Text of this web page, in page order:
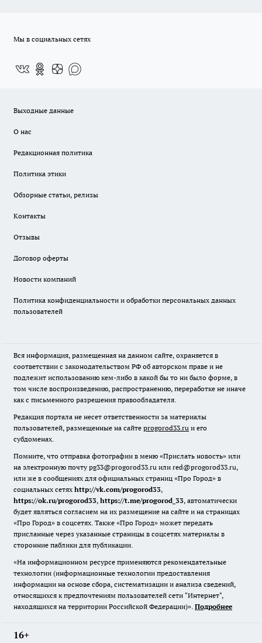
Мы в социальных сетях
Выходные данные
О нас
Редакционная политика
Политика этики
Обзорные статьи, релизы
Контакты
Отзывы
Договор оферты
Новости компаний
Политика конфиденциальности и обработки персональных данных
пользователей
Вся информация, размещенная на данном сайте, охраняется в
соответствии с законодательством РФ об авторском праве и не
подлежит использованию кем-либо в какой бы то ни было форме, в
том числе воспроизведению, распространению, переработке не иначе
как с письменного разрешения правообладателя.
Редакция портала не несет ответственности за материалы
пользователей, размещенные на сайте progorod33.ru и его
субдоменах.
Помните, что отправка фотографии в меню «Прислать новость» или
на электронную почту pg33@progorod33.ru или red@progorod33.ru,
или же в сообщениях для официальных страниц «Про Город» в
социальных сетях http://vk.com/progorod33,
https://ok.ru/progorod33, https://t.me/progorod_33, автоматически
будет являться согласием на их размещение на сайте и на страницах
«Про Город» в соцсетях. Также «Про Город» может передать
присланные через указанные страницы в соцсетях материалы в
сторонние паблики для публикации.
«На информационном ресурсе применяются рекомендательные
технологии (информационные технологии предоставления
информации на основе сбора, систематизации и анализа сведений,
относящихся к предпочтениям пользователей сети "Интернет",
находящихся на территории Российской Федерации)». Подробнее
16+